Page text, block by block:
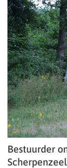
Bestuurder
Scherpenzeel